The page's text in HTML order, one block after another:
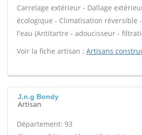
Carrelage extérieur - Dallage
écologique - Climatisation réversible
l'eau (Antitartre - adoucisseur -
Voir la fiche artisan : Artisans
J.n.g Bondy
Artisan
Département: 93